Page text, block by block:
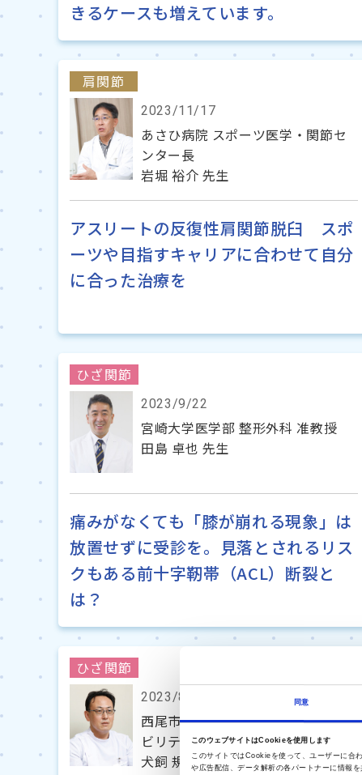
同意
このウェブサイトはCookieを使用します
このサイトではCookieを使って、ユーザーに合
や広告配信、データ解析の各パートナーに情報
きるケースも増えています。
肩関節
2023/11/17
あさひ病院 スポーツ医学・関節セ
ンター長
岩堀 裕介 先生
アスリートの反復性肩関節脱臼 スポ
ーツや目指すキャリアに合わせて自分
に合った治療を
ひざ関節
2023/9/22
宮崎大学医学部 整形外科 准教授
田島 卓也 先生
痛みがなくても「膝が崩れる現象」は
放置せずに受診を。見落とされるリス
クもある前十字靭帯（ACL）断裂と
は？
ひざ関節
2023/8/18
西尾市民病院 整形外科部長 兼 リハ
ビリテーション科部長
犬飼 規夫 先生